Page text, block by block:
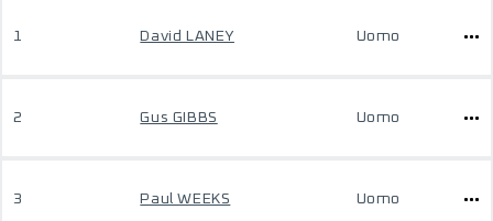
1 David LANEY Uomo
2 Gus GIBBS Uomo
3 Paul WEEKS Uomo